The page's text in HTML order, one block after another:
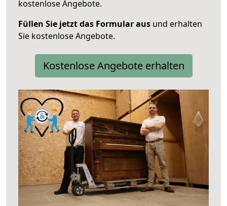
kostenlose Angebote.
Füllen Sie jetzt das Formular aus und erhalten
Sie kostenlose Angebote.
Kostenlose Angebote erhalten